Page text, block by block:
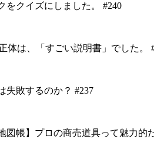
をクイズにしました。 #240
体は、「すごい説明書」でした。
失敗するのか？ #237
図帳】プロの商売道具って魅力的